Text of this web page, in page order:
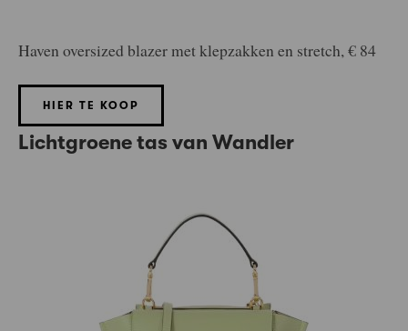
Haven oversized blazer met klepzakken en stretch, € 84
HIER TE KOOP
Lichtgroene tas van Wandler